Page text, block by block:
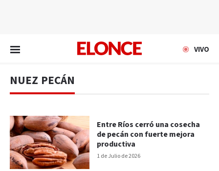
VIVO
NUEZ PECÁN
1 de Julio de 2026
Entre Ríos cerró una cosecha
de pecán con fuerte mejora
productiva